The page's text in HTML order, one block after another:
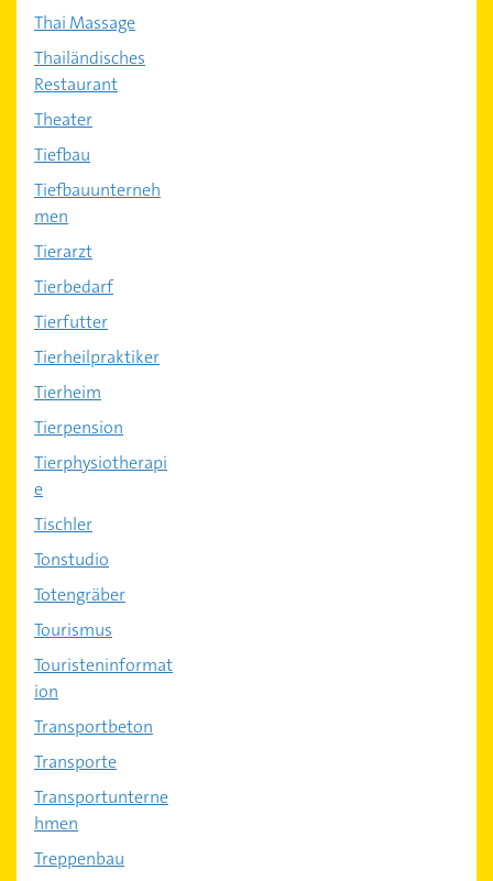
Thai Massage
Thailändisches
Restaurant
Theater
Tiefbau
Tiefbauunterneh
men
Tierarzt
Tierbedarf
Tierfutter
Tierheilpraktiker
Tierheim
Tierpension
Tierphysiotherapi
e
Tischler
Tonstudio
Totengräber
Tourismus
Touristeninformat
ion
Transportbeton
Transporte
Transportunterne
hmen
Treppenbau